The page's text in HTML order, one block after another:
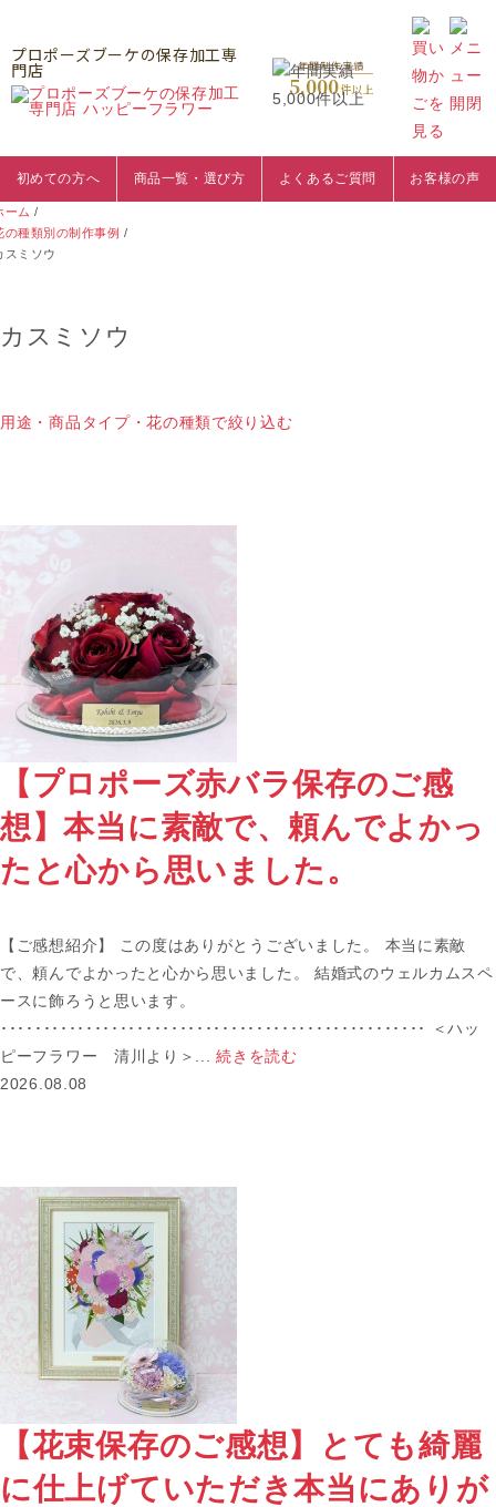
プロポーズブーケの保存加工専
門店 年間制作実績
5,000件以上
初めての方へ 商品一覧・選び方 よくあるご質問 お客様の声
ーム /
の種類別の制作事例 /
スミソウ
カスミソウ
用途・商品タイプ・花の種類で絞り込む
【プロポーズ赤バラ保存のご感
想】本当に素敵で、頼んでよかっ
たと心から思いました。
【ご感想紹介】 この度はありがとうございました。 本当に素敵
で、頼んでよかったと心から思いました。 結婚式のウェルカムスペ
ースに飾ろうと思います。
･･････････････････････････････････････････････････ ＜ハッ
ピーフラワー 清川より＞...続きを読む
2026.08.08
【花束保存のご感想】とても綺麗
に仕上げていただき本当にありが